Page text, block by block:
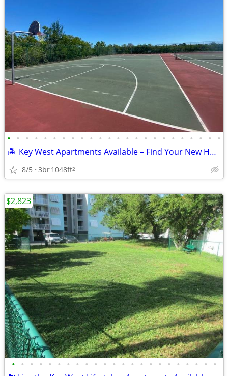
• • • • • • • • • • • • • • • • • • • • • • • •
🏝️ Key West Apartments Available – Find Your New Home Today!
8/5 3br1048ft2
• • • • • • • • • • • • • • • • • • • • • • •
$2,823